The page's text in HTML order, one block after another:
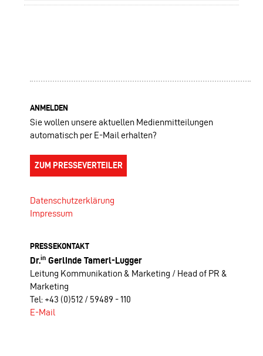
ANMELDEN
Sie wollen unsere aktuellen Medienmitteilungen
automatisch per E-Mail erhalten?
ZUM PRESSEVERTEILER
Datenschutzerklärung
Impressum
PRESSEKONTAKT
Dr.in Gerlinde Tamerl-Lugger
Leitung Kommunikation & Marketing / Head of PR &
Marketing
Tel: +43 (0)512 / 59489 - 110
E-Mail